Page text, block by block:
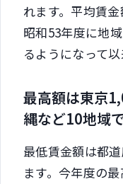
れます。平均賃
昭和53年度に地
るようになって以
最高額は東京
縄など10地域
最低賃金額は都
ます。今年度の